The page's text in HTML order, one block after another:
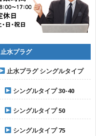
止水プラグ
止水プラグ シングルタイプ
シングルタイプ 30-40
シングルタイプ 50
シングルタイプ 75